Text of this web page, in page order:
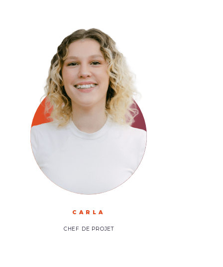
CARLA
CHEF DE PROJET